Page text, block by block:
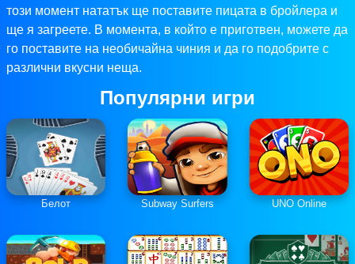
този момент нататък ще поставите пицата в бройлера и
ще я загреете. В момента, в който е приготвен, можете да
го поставите на необичайна чиния и да го подобрите с
различни вкусни неща.
Популярни игри
Белот Subway Surfers UNO Online